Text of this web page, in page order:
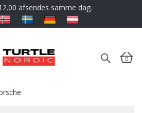
afsendes samme dag.
0